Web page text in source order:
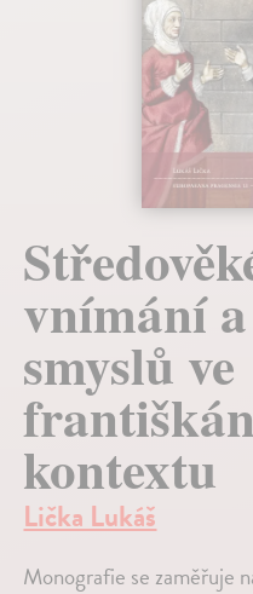
vnímání
smyslů ve
kontextu
Lička Lukáš
Monografie se zaměřuje